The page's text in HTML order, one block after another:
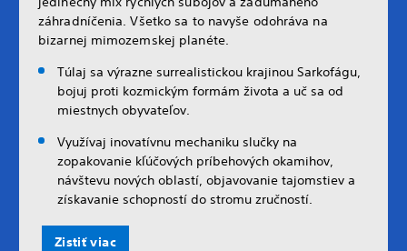
záhradníčenia. Všetko sa to navyše odohráva na
bizarnej mimozemskej planéte.
Túlaj sa výrazne surrealistickou krajinou Sarkofágu,
bojuj proti kozmickým formám života a uč sa od
miestnych obyvateľov.
Využívaj inovatívnu mechaniku slučky na
zopakovanie kľúčových príbehových okamihov,
návštevu nových oblastí, objavovanie tajomstiev a
získavanie schopností do stromu zručností.
Zistiť viac